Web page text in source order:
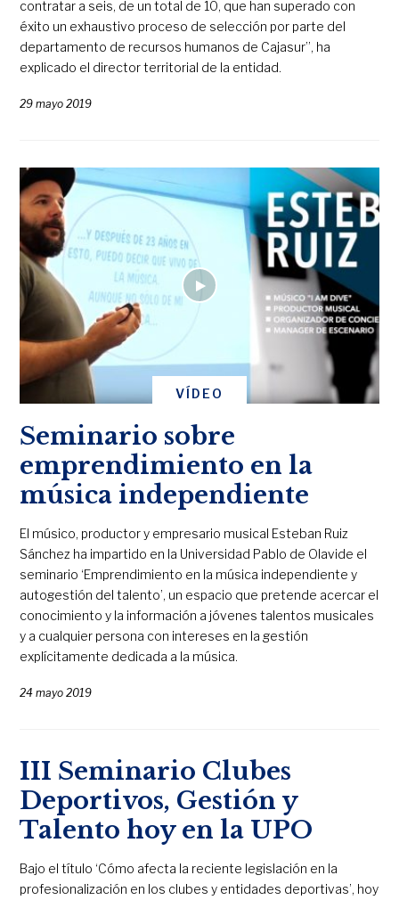
contratar a seis, de un total de 10, que han superado con
éxito un exhaustivo proceso de selección por parte del
departamento de recursos humanos de Cajasur”, ha
explicado el director territorial de la entidad.
29 mayo 2019
VÍDEO
Seminario sobre
emprendimiento en la
música independiente
El músico, productor y empresario musical Esteban Ruiz
Sánchez ha impartido en la Universidad Pablo de Olavide el
seminario ‘Emprendimiento en la música independiente y
autogestión del talento’, un espacio que pretende acercar el
conocimiento y la información a jóvenes talentos musicales
y a cualquier persona con intereses en la gestión
explícitamente dedicada a la música.
24 mayo 2019
III Seminario Clubes
Deportivos, Gestión y
Talento hoy en la UPO
Bajo el título ‘Cómo afecta la reciente legislación en la
profesionalización en los clubes y entidades deportivas’, hoy